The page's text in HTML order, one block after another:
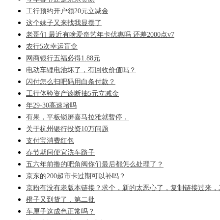
工行预约开户领20元立减金
这个妹子又来找我显摆了
老哥们 最近有啥爱奇艺年卡优惠吗 还差2000点v7
农行5次幸运盲盒
网商银行五福必得1.88元
电动车锂电池坏了，有回收价值吗？
闪付怎么扫吧码用白条付款？
工行体验资产诊断抽5元立减金
年29-30高速堵吗
有果，平板锁屏喜马拉雅就暂停，
关于杭州银行投资10万问题
支付宝消费红包
春节期间便宜洗车路子
五六年前撸的吧角阀你们最后都怎么处理了？
京东的200超市卡过期可以补吗？
京粉有没有老版本链接？求个，新的太恶心了，复制链接过来
橙子又到货了，第二批
车厘子这成色正常吗？